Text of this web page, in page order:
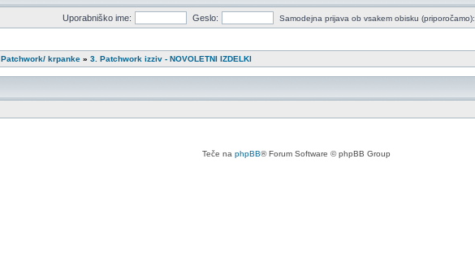
Uporabniško ime: Geslo: Samodejna prijava ob vsakem obisku (priporočamo):
Patchwork/ krpanke » 3. Patchwork izziv - NOVOLETNI IZDELKI
Teče na phpBB® Forum Software © phpBB Group